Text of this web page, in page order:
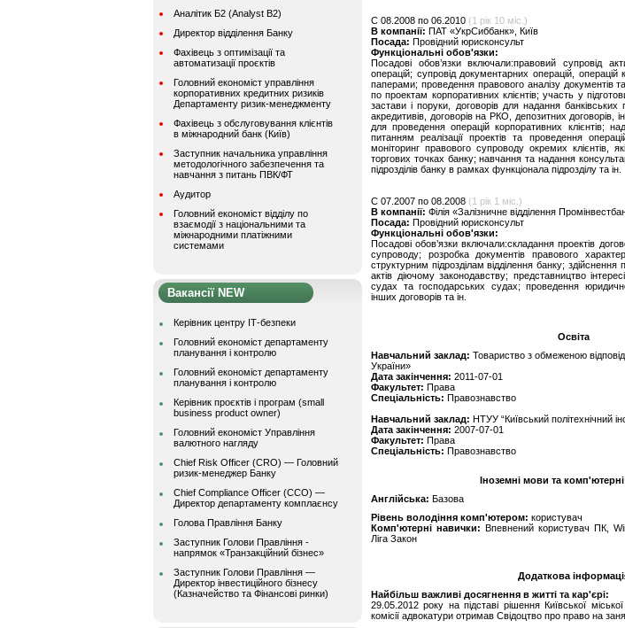
Аналітик Б2 (Analyst B2)
Директор відділення Банку
Фахівець з оптимізації та
автоматизації проєктів
Головний економіст управління
корпоративних кредитних ризиків
Департаменту ризик-менеджменту
Фахівець з обслуговування клієнтів
в міжнародний банк (Київ)
Заступник начальника управління
методологічного забезпечення та
навчання з питань ПВК/ФТ
Аудитор
Головний економіст відділу по
взаємодії з національними та
міжнародними платіжними
системами
Вакансії NEW
Керівник центру ІТ-безпеки
Головний економіст департаменту
планування і контролю
Головний економіст департаменту
планування і контролю
Керівник проєктів і програм (small
business product owner)
Головний економіст Управління
валютного нагляду
Chief Risk Officer (CRO) — Головний
ризик-менеджер Банку
Chief Compliance Officer (CCO) —
Директор департаменту комплаєнсу
Голова Правління Банку
Заступник Голови Правління -
напрямок «Транзакційний бізнес»
Заступник Голови Правління —
Директор інвестиційного бізнесу
(Казначейство та Фінансові ринки)
C 08.2008 по 06.2010 (1 рік 10 міс.)
В компанії: ПАТ «УкрСиббанк», Київ
Посада: Провідний юрисконсульт
Функціональні обов'язки:
Посадові обов’язки включали:правовий супровід
операцій; супровід документарних операцій, операцій
паперами; проведення правового аналізу документів
по проектам корпоративних клієнтів; участь у
застави і поруки, договорів для надання банківських
акредитивів, договорів на РКО, депозитних договорів,
для проведення операцій корпоративних клієнтів;
питанням реалізації проектів та проведення
моніторинг правового супроводу окремих клієнтів,
торгових точках банку; навчання та надання
підрозділів банку в рамках функціонала підрозділу та ін.
C 07.2007 по 08.2008 (1 рік 1 міс.)
В компанії: Філія «Залізничне відділення
Посада: Провідний юрисконсульт
Функціональні обов'язки:
Посадові обов’язки включали:складання проектів
супроводу; розробка документів правового
структурним підрозділам відділення банку; здійснення
актів діючому законодавству; представництво
судах та господарських судах; проведення
інших договорів та ін.
Освіта
Навчальний заклад: Товариство з обмеженою
України»
Дата закінчення: 2011-07-01
Факультет: Права
Спеціальність: Правознавство
Навчальний заклад: НТУУ “Київський політехнічний
Дата закінчення: 2007-07-01
Факультет: Права
Спеціальність: Правознавство
Іноземні мови та
Англійська: Базова
Рівень володіння комп'ютером: користувач
Комп'ютерні навички: Впевнений користувач ПК,
Ліга Закон
Додаткова
Найбільш важливі досягнення в житті та кар'єрі:
29.05.2012 року на підставі рішення Київської
комісії адвокатури отримав Свідоцтво про право на